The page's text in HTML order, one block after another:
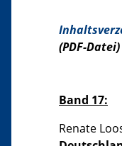
(PDF-Datei)
Band 17:
Renate